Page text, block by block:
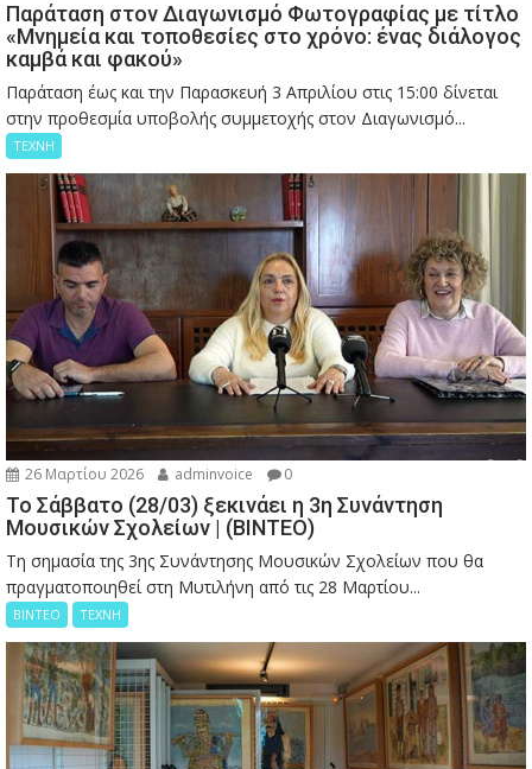
Παράταση στον Διαγωνισμό Φωτογραφίας με τίτλο
«Μνημεία και τοποθεσίες στο χρόνο: ένας διάλογος
καμβά και φακού»
Παράταση έως και την Παρασκευή 3 Απριλίου στις 15:00 δίνεται
στην προθεσμία υποβολής συμμετοχής στον Διαγωνισμό...
ΤΕΧΝΗ
26 Μαρτίου 2026 adminvoice 0
Το Σάββατο (28/03) ξεκινάει η 3η Συνάντηση
Μουσικών Σχολείων | (ΒΙΝΤΕΟ)
Τη σημασία της 3ης Συνάντησης Μουσικών Σχολείων που θα
πραγματοποιηθεί στη Μυτιλήνη από τις 28 Μαρτίου...
ΒΙΝΤΕΟ ΤΕΧΝΗ